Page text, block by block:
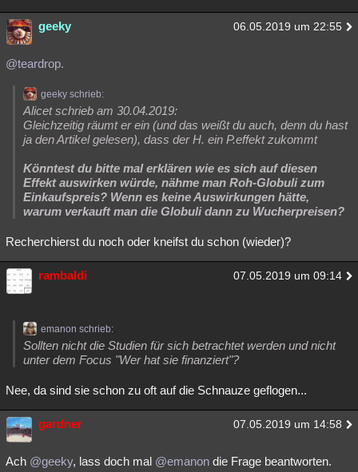
geeky 06.05.2019 um 22:55
@teardrop.
geeky schrieb:
Alicet schrieb am 30.04.2019:
Gleichzeitig räumt er ein (und das weißt du auch, denn du hast
ja den Artikel gelesen), dass der H. ein P.effekt zukommt
Könntest du bitte mal erklären wie es sich auf diesen
Effekt auswirken würde, nähme man Roh-Globuli zum
Einkaufspreis? Wenn es keine Auswirkungen hätte,
warum verkauft man die Globuli dann zu Wucherpreisen?
Recherchierst du noch oder kneifst du schon (wieder)?
rambaldi 07.05.2019 um 09:14
emanon schrieb:
Sollten nicht die Studien für sich betrachtet werden und nicht
unter dem Focus "Wer hat sie finanziert"?
Nee, da sind sie schon zu oft auf die Schnauze geflogen...
gardner 07.05.2019 um 14:58
Ach @geeky, lass doch mal @emanon die Frage beantworten.